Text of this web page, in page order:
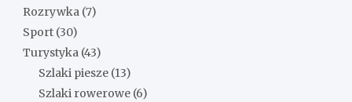
Rozrywka (7)
Sport (30)
Turystyka (43)
Szlaki piesze (13)
Szlaki rowerowe (6)